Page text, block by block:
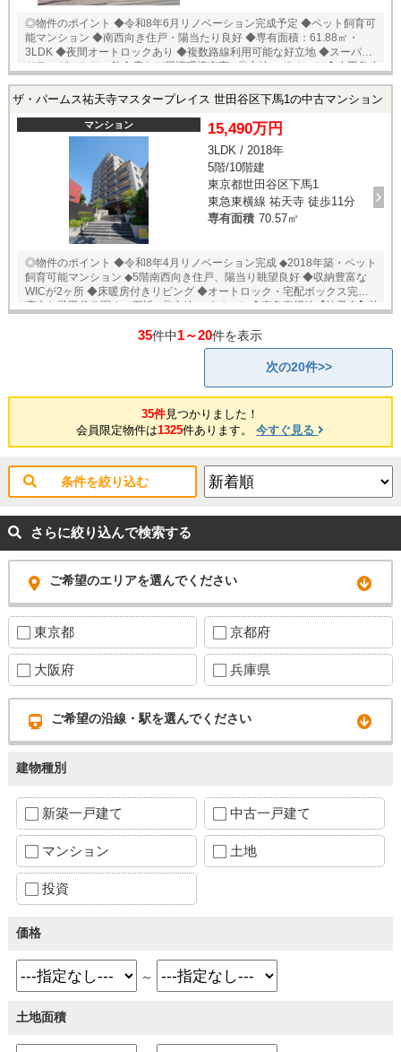
◎物件のポイント ◆令和8年6月リノベーション完成予定 ◆ペット飼育可
能マンション ◆南西向き住戸・陽当たり良好 ◆専有面積：61.88㎡・
3LDK ◆夜間オートロックあり ◆複数路線利用可能な好立地 ◆スーパーや
ドラッグストア、飲食店など周辺環境充実♪ ◎立地のポイント ◆小田急小
ストア参宮橋 徒歩5分 ◆まいばすけっと 参宮橋駅前店 徒歩5分 ◆ロー
参宮橋公園 徒歩3分 ★即日内覧可能物件！お好きな日時でご内覧可
能！ 当店までお電話いただくか、もしくは24時間対応可能「内覧予約・
お問い合わせ」フォームよりお問い合わせ下さい！ ご来店が困難な場合
は、ご希望場所でのお待ち合わせも可能です。
ザ・パームス祐天寺マスタープレイス 世田谷区下馬1の中古マンション
マンション 15,490万円
3LDK / 2018年
5階/10階建
東京都世田谷区下馬1
東急東横線 祐天寺 徒歩11分
専有面積 70.57㎡
◎物件のポイント ◆令和8年4月リノベーション完成 ◆2018年築・ペット
飼育可能マンション ◆5階南西向き住戸、陽当り眺望良好 ◆収納豊富な
WICが2ヶ所 ◆床暖房付きリビング ◆オートロック・宅配ボックス完備 ◆
広大な世田谷公園まで至近♪ ◎立地のポイント ◆東急東横線【祐天寺】徒
歩6分 ◆セブンイレブン世田谷下馬北店 徒歩2分 ◆ローソンストア100世
田谷下馬店 徒歩2分 ◆クリエイトエス・ディー世田谷下馬店 徒歩3分 ◆世
内覧可能！ 当店までお電話いただくか、もしくは24時間対応可能「内覧
予約・お問い合わせ」フォームよりお問い合わせ下さい！ ご来店が困難
な場合は、ご希望場所でのお待ち合わせも可能です。
35件中1～20件を表示
次の20件>>
35件見つかりました！
会員限定物件は1325件あります。今すぐ見る
条件を絞り込む
さらに絞り込んで検索する
ご希望のエリアを選んでください
東京都 京都府
大阪府 兵庫県
ご希望の沿線・駅を選んでください
建物種別
新築一戸建て 中古一戸建て
マンション 土地
投資
価格
～
土地面積